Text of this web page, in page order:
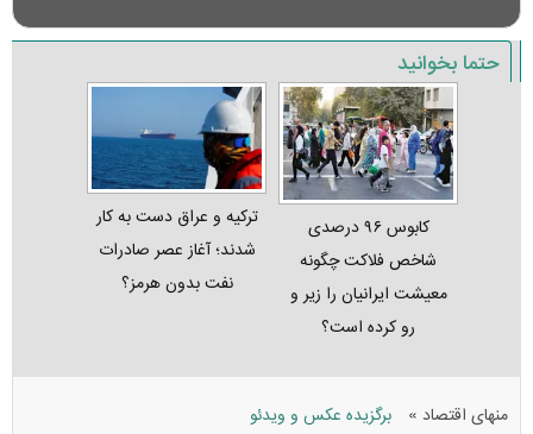
حتما بخوانید
کابوس ۹۶ درصدی
شاخص فلاکت چگونه
معیشت ایرانیان را زیر و
رو کرده است؟
ترکیه و عراق دست به کار
شدند؛ آغاز عصر صادرات
نفت بدون هرمز؟
منهای اقتصاد » برگزیده عکس و ویدئو